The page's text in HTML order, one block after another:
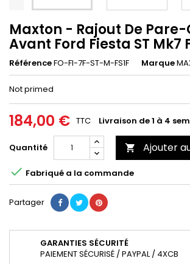
Maxton - Rajout De
Avant Ford Fiesta ST Mk7
RéférenceFO-FI-7F-ST-M-FS1F Marque
Not primed
184,00 € TTC Livraison de 1 à 4
Quantité  Ajouter
 Fabriqué a la commande
Partager
GARANTIES SÉCURITÉ
PAIEMENT SÉCURISÉ / PAYPAL / 4XCB